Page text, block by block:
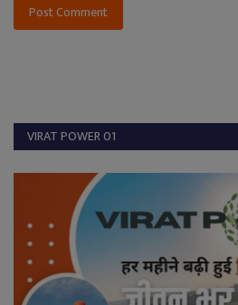
Post Comment
VIRAT POWER 01